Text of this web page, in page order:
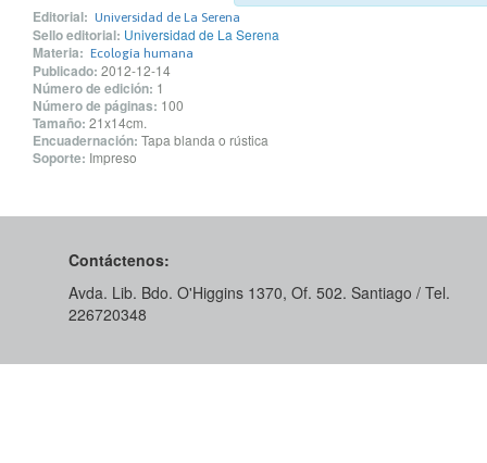
Editorial: Universidad de La Serena
Sello editorial: Universidad de La Serena
Materia: Ecología humana
Publicado: 2012-12-14
Número de edición: 1
Número de páginas: 100
Tamaño: 21x14cm.
Encuadernación: Tapa blanda o rústica
Soporte: Impreso
Contáctenos:
Avda. Lib. Bdo. O'Higgins 1370, Of. 502. Santiago / Tel.
226720348